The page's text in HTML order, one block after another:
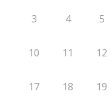
3 4 5
10 11 12
17 18 19